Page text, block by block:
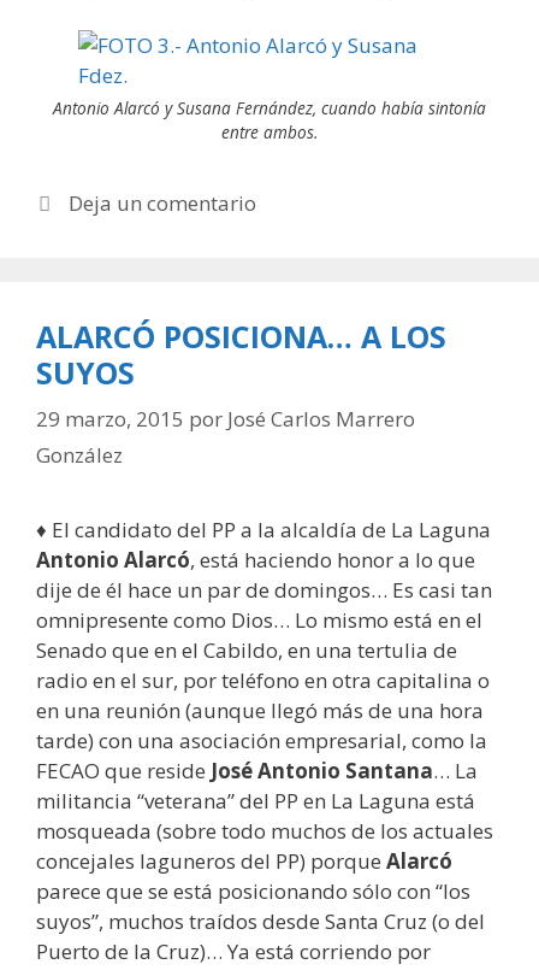
Antonio Alarcó y Susana Fernández, cuando había sintonía
entre ambos.
Deja un comentario
ALARCÓ POSICIONA… A LOS
SUYOS
29 marzo, 2015 por José Carlos Marrero
González
♦ El candidato del PP a la alcaldía de La Laguna
Antonio Alarcó, está haciendo honor a lo que
dije de él hace un par de domingos… Es casi tan
omnipresente como Dios… Lo mismo está en el
Senado que en el Cabildo, en una tertulia de
radio en el sur, por teléfono en otra capitalina o
en una reunión (aunque llegó más de una hora
tarde) con una asociación empresarial, como la
FECAO que reside José Antonio Santana… La
militancia “veterana” del PP en La Laguna está
mosqueada (sobre todo muchos de los actuales
concejales laguneros del PP) porque Alarcó
parece que se está posicionando sólo con “los
suyos”, muchos traídos desde Santa Cruz (o del
Puerto de la Cruz)… Ya está corriendo por